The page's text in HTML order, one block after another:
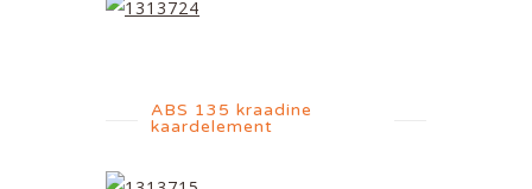
ABS 135 kraadine
kaardelement